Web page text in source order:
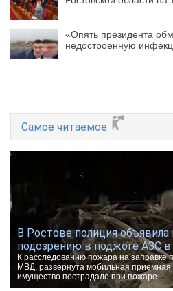
«Опять президента
недостроенную
Самое читаемое
В Ростове полиция
подозрению в поджоге АЗС
К расследованию пожара на заправке
МВД, развернута мобильная приемная
имущество пострадало при пожаре.